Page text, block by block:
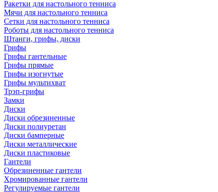
Ракетки для настольного тенниса
Мячи для настольного тенниса
Сетки для настольного тенниса
Роботы для настольного тенниса
Штанги, грифы, диски
Грифы
Грифы гантельные
Грифы прямые
Грифы изогнутые
Грифы мультихват
Трэп-грифы
Замки
Диски
Диски обрезиненные
Диски полиуретан
Диски бамперные
Диски металлические
Диски пластиковые
Гантели
Обрезиненные гантели
Хромированные гантели
Регулируемые гантели